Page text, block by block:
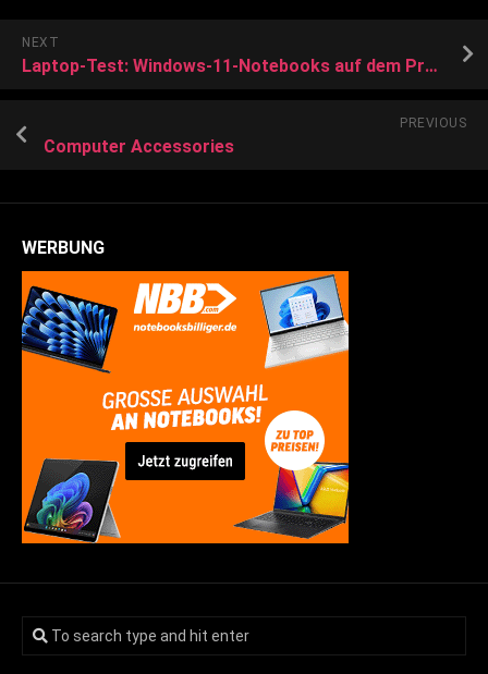
NEXT
Laptop-Test: Windows-11-Notebooks auf dem Prüfstand!
PREVIOUS
Computer Accessories
WERBUNG